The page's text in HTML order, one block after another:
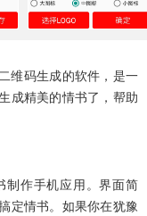
维码生成的软件，是一
成精美的情书了，帮助
制作手机应用。界面简
定情书。如果你在犹豫